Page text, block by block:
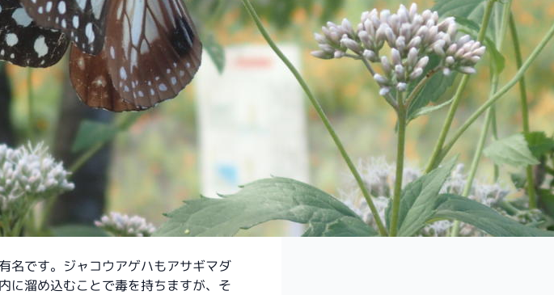
名です。ジャコウアゲハもアサギマダ
に溜め込むことで毒を持ちますが、そ